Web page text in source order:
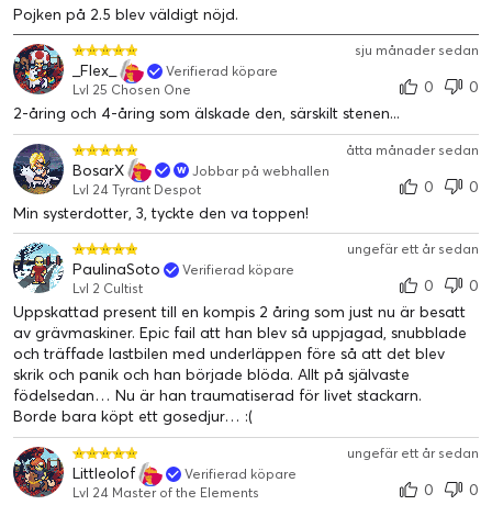
Perfekt för blivande byggare från 2 år
Detta mångsidiga set innehåller 2 byggnadsarbetare, en tippbil
och en grävmaskin med rörlig hytt och skyffel.
Pojken på 2.5 blev väldigt nöjd.
sju månader sedan
_Flex_
Verifierad köpare
Lvl 25 Chosen One
0
0
2-åring och 4-åring som älskade den, särskilt stenen...
åtta månader sedan
BosarX
Jobbar på webhallen
Lvl 24 Tyrant Despot
0
0
Min systerdotter, 3, tyckte den va toppen!
ungefär ett år sedan
PaulinaSoto
Verifierad köpare
Lvl 2 Cultist
0
0
Uppskattad present till en kompis 2 åring som just nu är besatt
av grävmaskiner. Epic fail att han blev så uppjagad, snubblade
och träffade lastbilen med underläppen före så att det blev
skrik och panik och han började blöda. Allt på självaste
födelsedan… Nu är han traumatiserad för livet stackarn.
Borde bara köpt ett gosedjur… :(
ungefär ett år sedan
Littleolof
Verifierad köpare
Lvl 24 Master of the Elements
0
0